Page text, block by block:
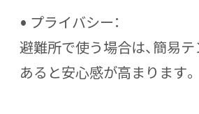
• プライバシー：
避難所で使う場合は、簡易
あると安心感が高まります。